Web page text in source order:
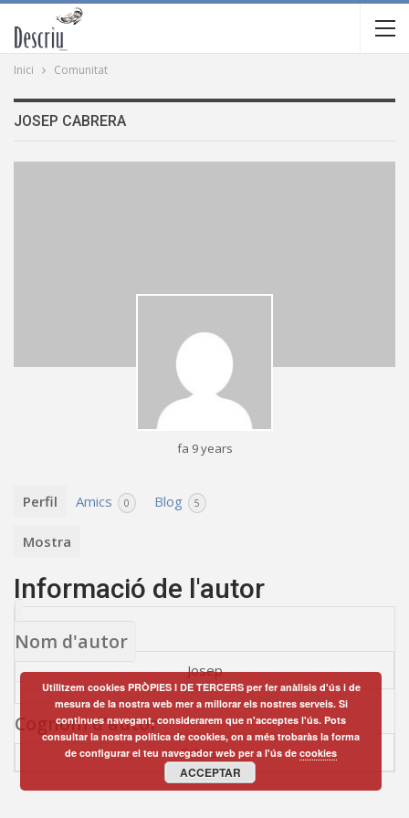
Inici Comunitat
JOSEP CABRERA
fa 9 years
Perfil Amics 0 Blog 5
Mostra
Informació de l'autor
Nom d'autor
Josep
Cognom d'autor
Cabrera
Utilitzem cookies PRÒPIES I DE TERCERS per fer anàlisis d'ús i de
mesura de la nostra web mer a millorar els nostres serveis. Si
continues navegant, considerarem que n'acceptes l'ús. Pots
consultar la nostra política de cookies, on a més trobaràs la forma
de configurar el teu navegador web per a l'ús decookies
ACCEPTAR